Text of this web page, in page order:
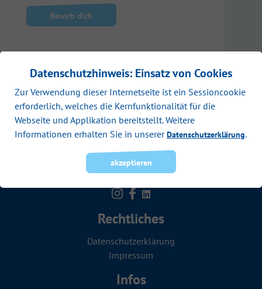
Datenschutzhinweis: Einsatz von Cookies
Zur Verwendung dieser Internetseite ist ein Sessioncookie
erforderlich, welches die Kernfunktionalität für die
Webseite und Applikation bereitstellt. Weitere
Informationen erhalten Sie in unsererDatenschutzerklärung.
akzeptieren
Bewirb dich
Rechtliches
Datenschutzerklärung
Impressum
Infos